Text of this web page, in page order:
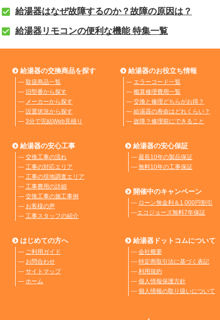
給湯器はなぜ故障するのか？故障の原因は？
給湯器リモコンの便利な機能 特集一覧
給湯器の交換商品を探す
― 取扱商品一覧
― 旧型番から探す
― メーカーから探す
― 設置状況から探す
― 3分で完結Web見積り
給湯器のお役立ち情報
― エラーコード一覧
― 概算修理費用一覧
― 交換と修理どちらがお得？
― 給湯器の寿命はどれくらい？
― 故障？修理前にできること
給湯器の安心工事
― 交換工事の流れ
― 工事の対応エリア
― 工事の現地調査エリア
― 工事費用の詳細
― 交換工事の施工事例
― お客様の声
― 工事スタッフの紹介
給湯器の安心保証
― 最長10年の製品保証
― 無料10年の工事保証
開催中のキャンペーン
― ローン無金利＆1,000円割引
―エコジョーズ無料7年保証
はじめての方へ
― ご利用ガイド
― お問合わせ
― サイトマップ
― ホーム
給湯器ドットコムについて
― 会社概要
― 特定商取引法に基づく表記
― 利用規約
― 個人情報保護方針
― 個人情報の取り扱いについて